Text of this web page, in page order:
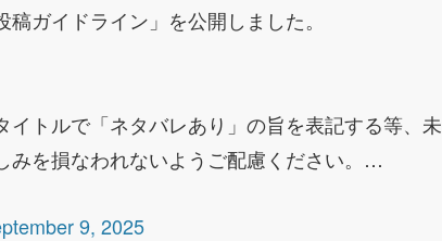
ガイドライン」を公開しました。
トルで「ネタバレあり」の旨を表記する等、未
みを損なわれないようご配慮ください。…
9, 2025